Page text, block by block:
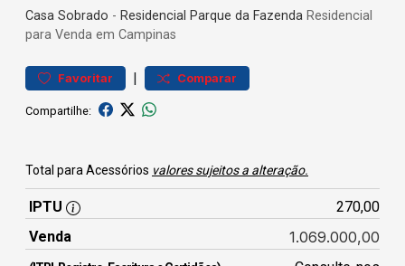
Casa Sobrado - Residencial Parque da Fazenda Residencial
para Venda em Campinas
Favoritar | Comparar
Compartilhe:
Total para Acessórios valores sujeitos a alteração.
IPTU
270,00
Venda
1.069.000,00